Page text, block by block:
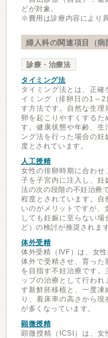
どが対象。
※費用は診療内容により
婦人科の関連項目（病
診療・治療法
タイミング法
タイミング法とは、正確
イミング（排卵日の1～
す方法です。自然な生理
卵を起こりやすくするた
す。健康状態や年齢、生
ング法を行った場合の
度とされています。
人工授精
女性の排卵時期に合わせ
子を子宮内に注入し、妊
法の次の段階の不妊治療
程度とされています。自
いのがメリットですが、
しても妊娠に至らない
ど）の検討が推奨されます
体外受精
体外受精（IVF）は、女
体外で受精させ、育った
を目指す不妊治療です。
ップの治療として行わ
す新鮮胚移植と、一度凍
り、着床率の高さから現
が多くなっています。
顕微授精
顕微授精（ICSI）は、女